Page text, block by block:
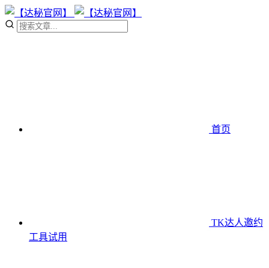
首页
TK达人邀约
工具试用